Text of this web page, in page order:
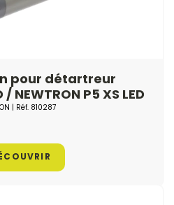
pour détartreur
/ NEWTRON P5 XS LED
| Réf. 810287